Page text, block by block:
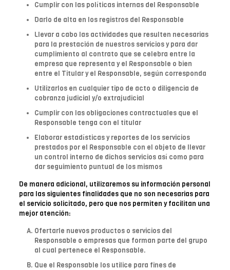
Cumplir con las políticas internas del Responsable
Darlo de alta en los registros del Responsable
Llevar a cabo las actividades que resulten necesarias
para la prestación de nuestros servicios y para dar
cumplimiento al contrato que se celebra entre la
empresa que representa y el Responsable o bien
entre el Titular y el Responsable, según corresponda
Utilizarlos en cualquier tipo de acto o diligencia de
cobranza judicial y/o extrajudicial
Cumplir con las obligaciones contractuales que el
Responsable tenga con el titular
Elaborar estadísticas y reportes de los servicios
prestados por el Responsable con el objeto de llevar
un control interno de dichos servicios así como para
dar seguimiento puntual de los mismos
De manera adicional, utilizaremos su información personal
para las siguientes finalidades que no son necesarias para
el servicio solicitado, pero que nos permiten y facilitan una
mejor atención:
Ofertarle nuevos productos o servicios del
Responsable o empresas que forman parte del grupo
al cual pertenece el Responsable.
Que el Responsable los utilice para fines de